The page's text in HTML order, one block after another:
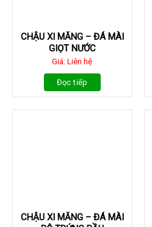
CHẬU XI MĂNG – ĐÁ MÀI
GIỌT NƯỚC
Giá: Liên hệ
Đọc tiếp
CHẬU XI MĂNG – ĐÁ MÀI